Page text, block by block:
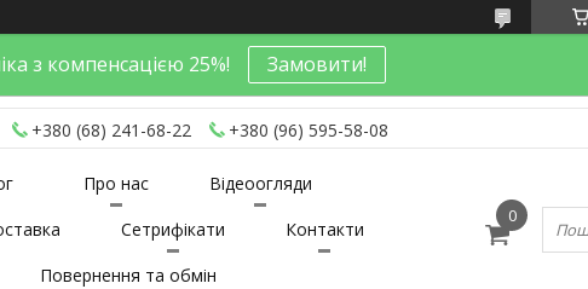
з компенсацією 25%! Замовити!
+380 (68) 241-68-22 +380 (96) 595-58-08
Про нас
Відеоогляди
Сетрифікати
Контакти
Повернення та обмін